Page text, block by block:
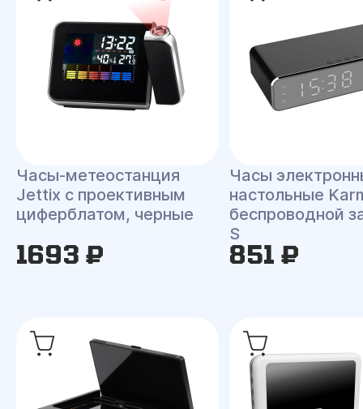
Часы-метеостанция
Jettix с проективным
циферблатом, черные
1693 ₽
Часы
настольные
беспроводной
S
851 ₽